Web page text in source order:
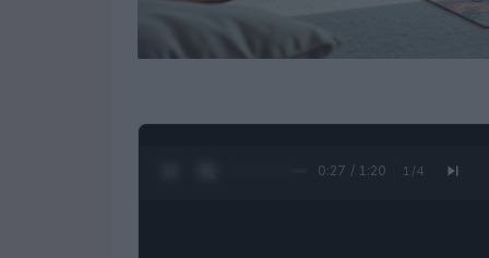
0:28 / 1:20 1 /4